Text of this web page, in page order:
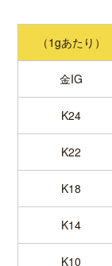
（1gあたり）
金IG
K24
K22
K18
K14
K10